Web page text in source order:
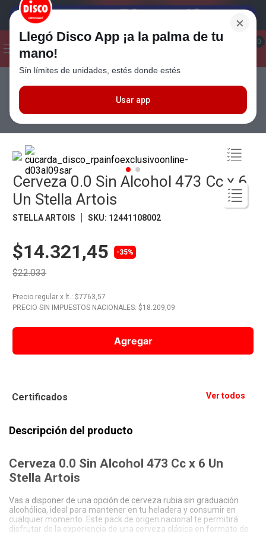
¡Hola! ¿Qué estas buscando? 0
Seleccioná el método de entrega
×
Llegó Disco App ¡a la palma de tu
mano!
Sín límites de unidades, estés donde estés
Usar app
Cerveza 0.0 Sin Alcohol 473 Cc x 6 Un Stella
Artois
Cerveza 0.0 Sin Alcohol 473 Cc x 6
Un Stella Artois
STELLA ARTOIS SKU: 12441108002
$14.321,45 -35%
$22.033
Precio regular x lt. : $7763,57
PRECIO SIN IMPUESTOS NACIONALES: $18.209,09
Agregar
Certificados Ver todos
Descripción del producto
Cerveza 0.0 Sin Alcohol 473 Cc x 6 Un
Stella Artois
Vas a disponer de una opción de cerveza rubia sin graduación
alcohólica, ideal para mantener en tu heladera y consumir en
cualquier momento. Este pack de origen nacional te permitirá
disfrutar de la experiencia de una cerveza clásica en formato de
4.
Yerba
5.
Cerveza
6.
Carne
7.
Queso
8.
Fideos